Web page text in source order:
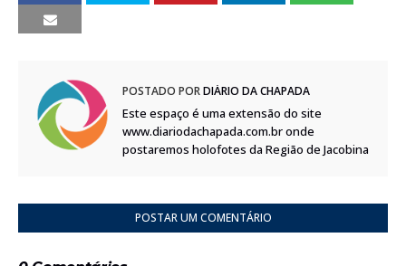
POSTADO PORDIÁRIO DA CHAPADA
Este espaço é uma extensão do site
www.diariodachapada.com.br onde
postaremos holofotes da Região de Jacobina
POSTAR UM COMENTÁRIO